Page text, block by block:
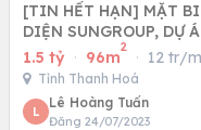
[TIN HẾT HẠN] MẶT BIỂN SẦM
DIỆN SUNGROUP, DỰ
THANH HÓA
1.5 tỷ · 96m
2
· 12 tr/m
Tỉnh Thanh Hoá
L
Lê Hoàng Tuấn
Đăng 24/07/2023